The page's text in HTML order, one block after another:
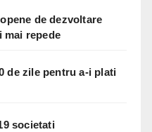
de dezvoltare
mai repede
de zile pentru a-i plati
societati